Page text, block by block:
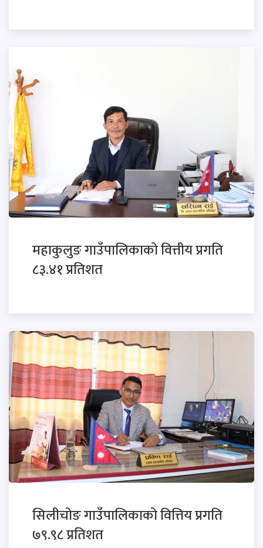
महाकुलुङ गाउँपालिकाको वित्तीय प्रगति
८३.४१ प्रतिशत
सिलीचोङ गाउँपालिकाको वित्तिय प्रगति
७९.९८ प्रतिशत